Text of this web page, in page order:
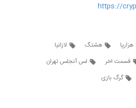
https://
هزارپا هشتگ
لازانیا
قسمت اخر
لس آنجلس تهران
گرگ بازی